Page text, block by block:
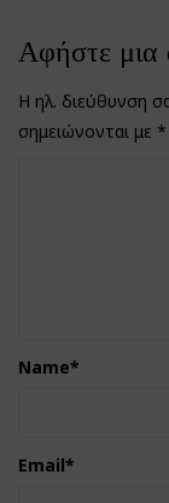
Αφήστε μια
Η ηλ. διεύθυνση
σημειώνονται με *
Name*
Email*